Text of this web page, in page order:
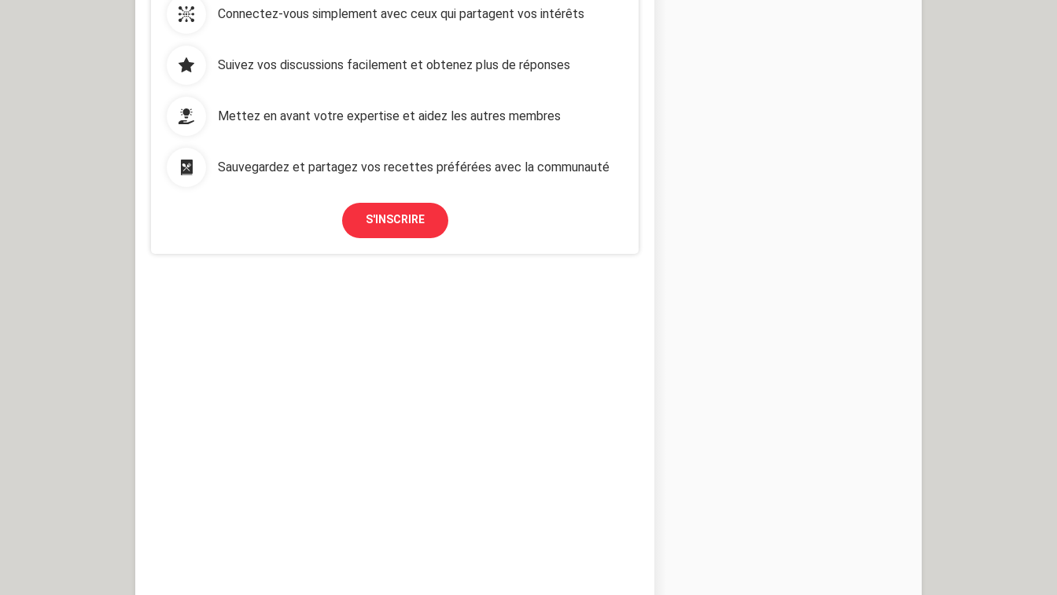
Connectez-vous simplement avec ceux qui partagent vos intérêts
Suivez vos discussions facilement et obtenez plus de réponses
Mettez en avant votre expertise et aidez les autres membres
Sauvegardez et partagez vos recettes préférées avec la communauté
S'INSCRIRE